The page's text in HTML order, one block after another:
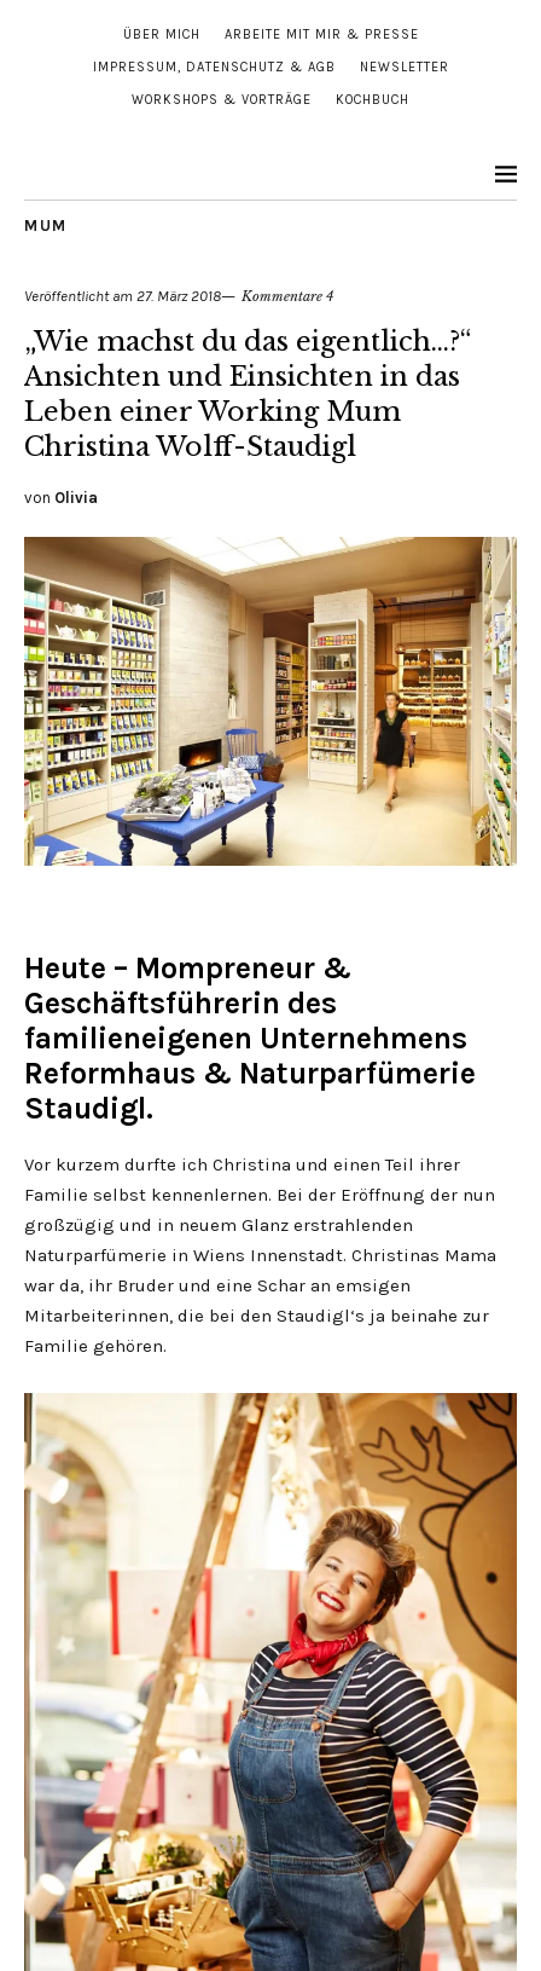
ÜBER MICH ARBEITE MIT MIR & PRESSE
IMPRESSUM, DATENSCHUTZ & AGB NEWSLETTER
WORKSHOPS & VORTRÄGE KOCHBUCH
MUM
Veröffentlicht am 27. März 2018 Kommentare 4
„Wie machst du das eigentlich…?“
Ansichten und Einsichten in das
Leben einer Working Mum
Christina Wolff-Staudigl
von Olivia
Heute – Mompreneur &
Geschäftsführerin des
familieneigenen Unternehmens
Reformhaus & Naturparfümerie
Staudigl.
Vor kurzem durfte ich Christina und einen Teil ihrer
Familie selbst kennenlernen. Bei der Eröffnung der nun
großzügig und in neuem Glanz erstrahlenden
Naturparfümerie in Wiens Innenstadt. Christinas Mama
war da, ihr Bruder und eine Schar an emsigen
Mitarbeiterinnen, die bei den Staudigl‘s ja beinahe zur
Familie gehören.